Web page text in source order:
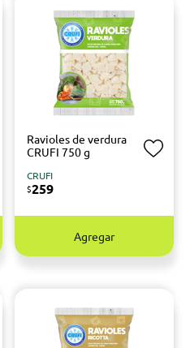
Ravioles de verdura
CRUFI 750 g
CRUFI
$259
Agregar